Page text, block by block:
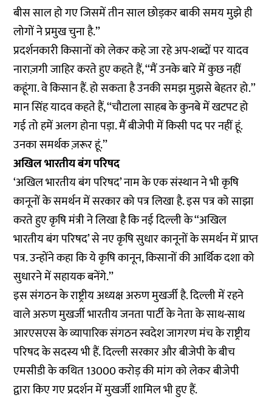
बीस साल हो गए जिसमें तीन साल छोड़कर बाकी समय मुझे ही
लोगों ने प्रमुख चुना है.’’
प्रदर्शनकारी किसानों को लेकर कहे जा रहे अप-शब्दों पर यादव
नाराज़गी जाहिर करते हुए कहते हैं, ‘‘मैं उनके बारे में कुछ नहीं
कहूंगा. वे किसान हैं. हो सकता है उनकी समझ मुझसे बेहतर हो.’’
मान सिंह यादव कहते हैं, ‘‘चौटाला साहब के कुनबे में खटपट हो
गई तो हमें अलग होना पड़ा. मैं बीजेपी में किसी पद पर नहीं हूं.
उनका समर्थक ज़रूर हूं.’’
अखिल भारतीय बंग परिषद
‘अखिल भारतीय बंग परिषद’ नाम के एक संस्थान ने भी कृषि
कानूनों के समर्थन में सरकार को पत्र लिखा है. इस पत्र को साझा
करते हुए कृषि मंत्री ने लिखा है कि नई दिल्ली के ‘‘अखिल
भारतीय बंग परिषद’ से नए कृषि सुधार कानूनों के समर्थन में प्राप्त
पत्र. उन्होंने कहा कि ये कृषि कानून, किसानों की आर्थिक दशा को
सुधारने में सहायक बनेंगे.’’
इस संगठन के राष्ट्रीय अध्यक्ष अरुण मुखर्जी है. दिल्ली में रहने
वाले अरुण मुखर्जी भारतीय जनता पार्टी के नेता के साथ-साथ
आरएसएस के व्यापारिक संगठन स्वदेश जागरण मंच के राष्ट्रीय
परिषद के सदस्य भी हैं. दिल्ली सरकार और बीजेपी के बीच
एमसीडी के कथित 13000 करोड़ की मांग को लेकर बीजेपी
द्वारा किए गए प्रदर्शन में मुखर्जी शामिल भी हुए हैं.